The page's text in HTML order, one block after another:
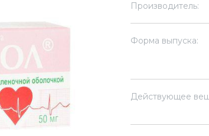
Производитель:
Форма выпуска:
Действующее